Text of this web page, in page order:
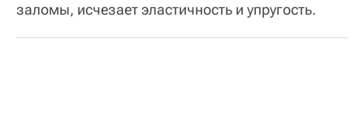
заломы, исчезает эластичность и упругость.